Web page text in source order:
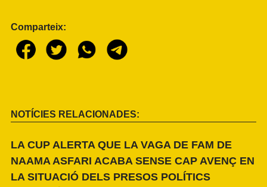
Comparteix:
NOTÍCIES RELACIONADES:
LA CUP ALERTA QUE LA VAGA DE FAM DE
NAAMA ASFARI ACABA SENSE CAP AVENÇ EN
LA SITUACIÓ DELS PRESOS POLÍTICS